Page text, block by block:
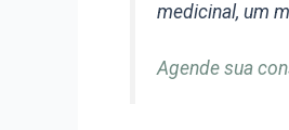
medicinal, um
Agende sua